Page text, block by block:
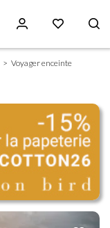
Voyager enceinte